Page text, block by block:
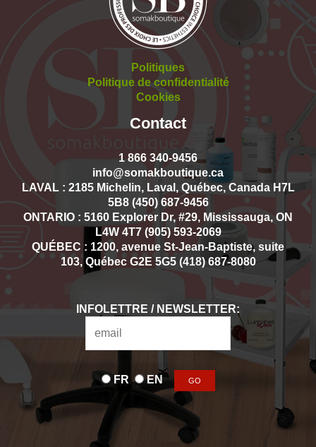
Politiques
Politique de confidentialité
Cookies
Contact
1 866 340-9456
info@somakboutique.ca
LAVAL : 2185 Michelin, Laval, Québec, Canada H7L
5B8 (450) 687-9456
ONTARIO : 5160 Explorer Dr, #29, Mississauga, ON
L4W 4T7 (905) 593-2069
QUÉBEC : 1200, avenue St-Jean-Baptiste, suite
103, Québec G2E 5G5 (418) 687-8080
INFOLETTRE / NEWSLETTER:
FR EN